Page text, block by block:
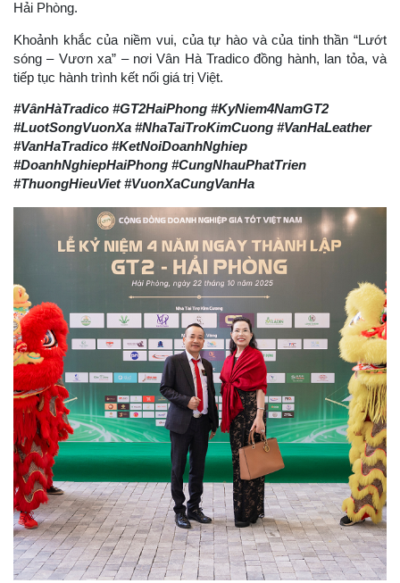
Hải Phòng.
Khoảnh khắc của niềm vui, của tự hào và của tinh thần “Lướt
sóng – Vươn xa” – nơi Vân Hà Tradico đồng hành, lan tỏa, và
tiếp tục hành trình kết nối giá trị Việt.
#VânHàTradico #GT2HaiPhong #KyNiem4NamGT2
#LuotSongVuonXa #NhaTaiTroKimCuong #VanHaLeather
#VanHaTradico #KetNoiDoanhNghiep
#DoanhNghiepHaiPhong #CungNhauPhatTrien
#ThuongHieuViet #VuonXaCungVanHa